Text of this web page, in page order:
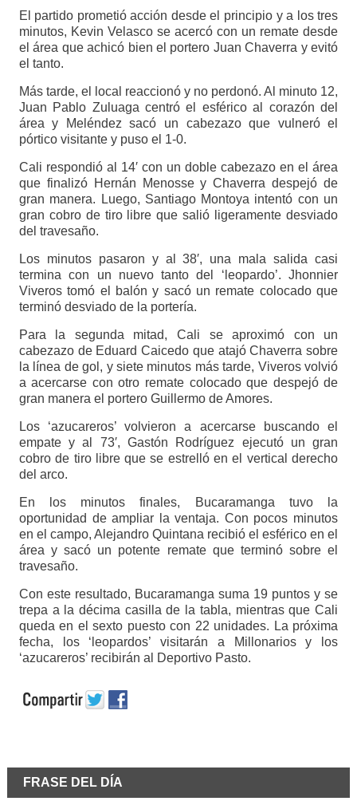
El partido prometió acción desde el principio y a los tres
minutos, Kevin Velasco se acercó con un remate desde
el área que achicó bien el portero Juan Chaverra y evitó
el tanto.
Más tarde, el local reaccionó y no perdonó. Al minuto 12,
Juan Pablo Zuluaga centró el esférico al corazón del
área y Meléndez sacó un cabezazo que vulneró el
pórtico visitante y puso el 1-0.
Cali respondió al 14′ con un doble cabezazo en el área
que finalizó Hernán Menosse y Chaverra despejó de
gran manera. Luego, Santiago Montoya intentó con un
gran cobro de tiro libre que salió ligeramente desviado
del travesaño.
Los minutos pasaron y al 38′, una mala salida casi
termina con un nuevo tanto del ‘leopardo’. Jhonnier
Viveros tomó el balón y sacó un remate colocado que
terminó desviado de la portería.
Para la segunda mitad, Cali se aproximó con un
cabezazo de Eduard Caicedo que atajó Chaverra sobre
la línea de gol, y siete minutos más tarde, Viveros volvió
a acercarse con otro remate colocado que despejó de
gran manera el portero Guillermo de Amores.
Los ‘azucareros’ volvieron a acercarse buscando el
empate y al 73′, Gastón Rodríguez ejecutó un gran
cobro de tiro libre que se estrelló en el vertical derecho
del arco.
En los minutos finales, Bucaramanga tuvo la
oportunidad de ampliar la ventaja. Con pocos minutos
en el campo, Alejandro Quintana recibió el esférico en el
área y sacó un potente remate que terminó sobre el
travesaño.
Con este resultado, Bucaramanga suma 19 puntos y se
trepa a la décima casilla de la tabla, mientras que Cali
queda en el sexto puesto con 22 unidades. La próxima
fecha, los ‘leopardos’ visitarán a Millonarios y los
‘azucareros’ recibirán al Deportivo Pasto.
FRASE DEL DÍA